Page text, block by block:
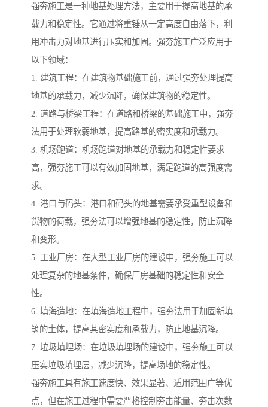
强夯施工是一种地基处理方法，主要用于提高地基的承
载力和稳定性。它通过将重锤从一定高度自由落下，利
用冲击力对地基进行压实和加固。强夯施工广泛应用于
以下领域：
1. 建筑工程：在建筑物基础施工前，通过强夯处理提高
地基的承载力，减少沉降，确保建筑物的稳定性。
2. 道路与桥梁工程：在道路和桥梁的基础施工中，强夯
法用于处理软弱地基，提高路基的密实度和承载力。
3. 机场跑道：机场跑道对地基的承载力和稳定性要求
高，强夯施工可以有效加固地基，满足跑道的高强度需
求。
4. 港口与码头：港口和码头的地基需要承受重型设备和
货物的荷载，强夯法可以增强地基的稳定性，防止沉降
和变形。
5. 工业厂房：在大型工业厂房的建设中，强夯施工可以
处理复杂的地基条件，确保厂房基础的稳定性和安全
性。
6. 填海造地：在填海造地工程中，强夯法用于加固新填
筑的土体，提高其密实度和承载力，防止地基沉降。
7. 垃圾填埋场：在垃圾填埋场的建设中，强夯施工可以
压实垃圾填埋层，减少沉降，提高场地的稳定性。
强夯施工具有施工速度快、效果显著、适用范围广等优
点，但在施工过程中需要严格控制夯击能量、夯击次数